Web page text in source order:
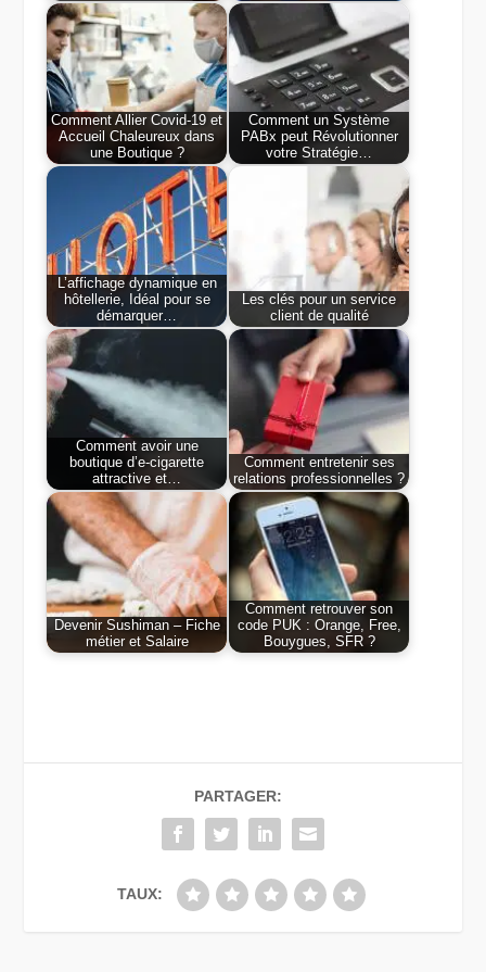
Comment Allier Covid-19 et
Accueil Chaleureux dans
une Boutique ?
Comment un Système
PABx peut Révolutionner
votre Stratégie…
L’affichage dynamique en
hôtellerie, Idéal pour se
démarquer…
Les clés pour un service
client de qualité
Comment avoir une
boutique d’e-cigarette
attractive et…
Comment entretenir ses
relations professionnelles ?
Devenir Sushiman – Fiche
métier et Salaire
Comment retrouver son
code PUK : Orange, Free,
Bouygues, SFR ?
PARTAGER:
TAUX: